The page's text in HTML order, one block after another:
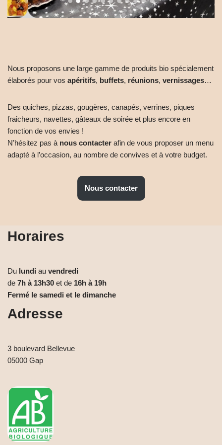
Nous proposons une large gamme de produits bio spécialement
élaborés pour vos apéritifs, buffets, réunions, vernissages…
Des quiches, pizzas, gougères, canapés, verrines, piques
fraicheurs, navettes, gâteaux de soirée et plus encore en
fonction de vos envies !
N’hésitez pas à nous contacter afin de vous proposer un menu
adapté à l’occasion, au nombre de convives et à votre budget.
Nous contacter
Horaires
Du lundi au vendredi
de 7h à 13h30 et de 16h à 19h
Fermé le samedi et le dimanche
Adresse
3 boulevard Bellevue
05000 Gap